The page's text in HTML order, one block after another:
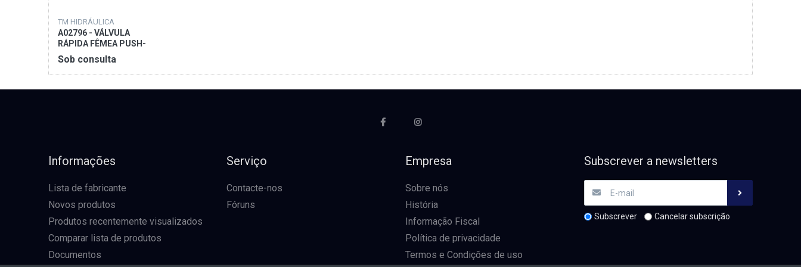
TM HIDRÁULICA
A02796 - VÁLVULA
RÁPIDA FÊMEA PUSH-
PULL 1/2
Sob consulta
Informações
Lista de fabricante
Novos produtos
Produtos recentemente visualizados
Comparar lista de produtos
Documentos
Serviço
Contacte-nos
Fóruns
Empresa
Sobre nós
História
Informação Fiscal
Política de privacidade
Termos e Condições de uso
Subscrever a newsletters
Subscrever Cancelar subscrição